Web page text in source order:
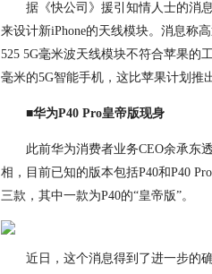
据《快公司》援引知情人士的消
来设计新iPhone的天线模块。消息称
525 5G毫米波天线模块不符合苹果的
毫米的5G智能手机，这比苹果计划推
■华为P40 Pro皇帝版现身
此前华为消费者业务CEO余承东
相，目前已知的版本包括P40和P40
三款，其中一款为P40的“皇帝版”。
近日，这个消息得到了进一步的